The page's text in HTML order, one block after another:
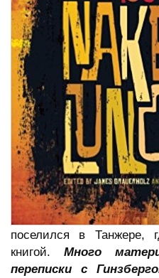
поселился в Танжере,
книгой. Много
переписки с